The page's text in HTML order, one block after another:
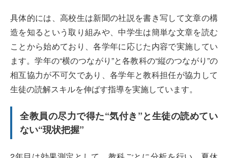
具体的には、高校生は新聞の社説を書き写して文章の構
造を知るという取り組みや、中学生は簡単な文章を読む
ことから始めており、各学年に応じた内容で実施してい
ます。学年の“横のつながり”と各教科の“縦のつながり”の
相互協力が不可欠であり、各学年と教科担任が協力して
生徒の読解スキルを伸ばす指導を実施しています。
全教員の尽力で得た“気付き”と生徒の読めてい
ない“現状把握”